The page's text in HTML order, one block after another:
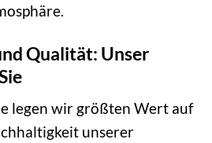
Qualität: Unser
legen wir größten Wert auf
unserer